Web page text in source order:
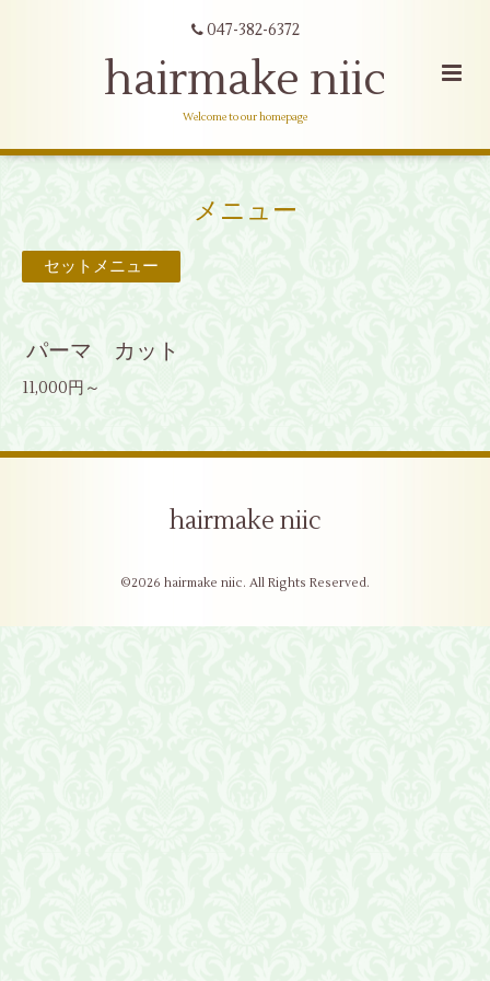
047-382-6372
hairmake niic
Welcome to our homepage
メニュー
セットメニュー
パーマ カット
11,000円～
hairmake niic
©2026 hairmake niic. All Rights Reserved.